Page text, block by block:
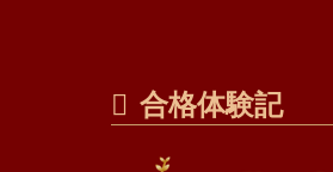
合格体験記